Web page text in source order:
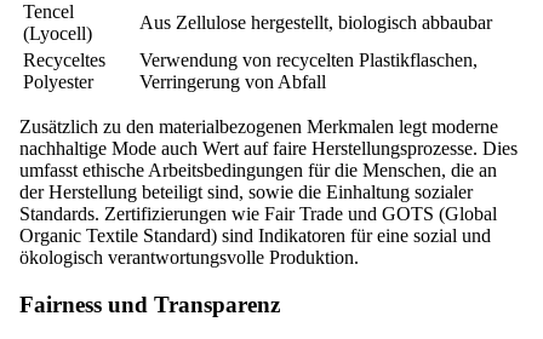
Tencel
(Lyocell)
Aus Zellulose hergestellt, biologisch abbaubar
Recyceltes
Polyester
Verwendung von recycelten Plastikflaschen,
Verringerung von Abfall
Zusätzlich zu den materialbezogenen Merkmalen legt moderne
nachhaltige Mode auch Wert auf faire Herstellungsprozesse. Dies
umfasst ethische Arbeitsbedingungen für die Menschen, die an
der Herstellung beteiligt sind, sowie die Einhaltung sozialer
Standards. Zertifizierungen wie Fair Trade und GOTS (Global
Organic Textile Standard) sind Indikatoren für eine sozial und
ökologisch verantwortungsvolle Produktion.
Fairness und Transparenz